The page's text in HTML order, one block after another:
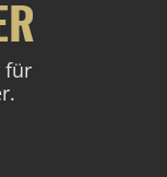
für